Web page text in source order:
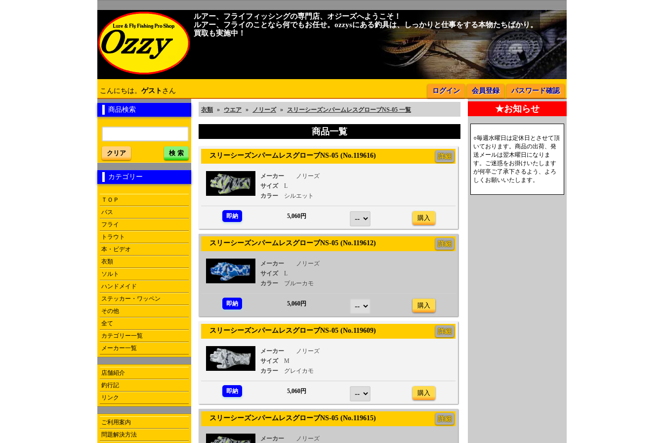
ルアー、フライフィッシングの専門店、オジーズへようこそ！
ルアー、フライのことなら何でもお任せ。ozzysにある釣具は、しっかりと仕事をする本物たちばかり。
買取も実施中！
こんにちは。 ゲスト さん ログイン 会員登録 パスワード確認
商品検索
クリア 検 索
カテゴリー
ＴＯＰ
バス
フライ
トラウト
本・ビデオ
衣類
ソルト
ハンドメイド
ステッカー・ワッペン
その他
全て
カテゴリー一覧
メーカー一覧
店舗紹介
釣行記
リンク
ご利用案内
問題解決方法
衣類 » ウエア » ノリーズ » スリーシーズンパームレスグローブNS-05 一覧
商品一覧
スリーシーズンパームレスグローブNS-05 (No.119616) 詳細
メーカー
ノリーズ
サイズ
L
カラー
シルエット
即納 5,060円 購入
スリーシーズンパームレスグローブNS-05 (No.119612) 詳細
メーカー
ノリーズ
サイズ
L
カラー
ブルーカモ
即納 5,060円 購入
スリーシーズンパームレスグローブNS-05 (No.119609) 詳細
メーカー
ノリーズ
サイズ
M
カラー
グレイカモ
即納 5,060円 購入
スリーシーズンパームレスグローブNS-05 (No.119615) 詳細
メーカー ノリーズ
★お知らせ
○毎週水曜日は定休日とさせて頂
いております。商品の出荷、発
送メールは翌木曜日になりま
す。ご迷惑をお掛けいたします
が何卒ご了承下さるよう、よろ
しくお願いいたします。